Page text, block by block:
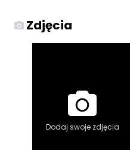
Zdjęcia
Dodaj swoje zdjęcia